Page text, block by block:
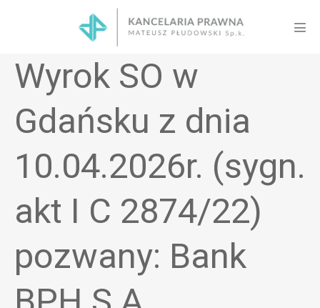
Wyrok SO w
Gdańsku z dnia
10.04.2026r. (sygn.
akt I C 2874/22)
pozwany: Bank